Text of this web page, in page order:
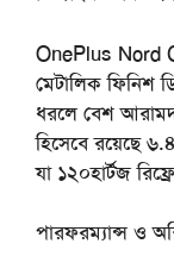
OnePlus Nord
মেটালিক ফিনিশ
ধরলে বেশ
হিসেবে রয়েছে
যা ১২০হার্টজ
পারফরম্যান্স ও